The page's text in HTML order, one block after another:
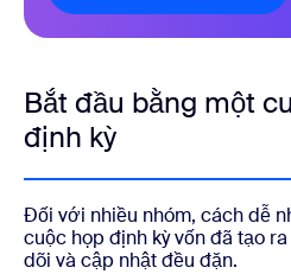
Bắt đầu bằng một
định kỳ
Đối với nhiều nhóm, cách dễ
cuộc họp định kỳ vốn đã tạo
dõi và cập nhật đều đặn.